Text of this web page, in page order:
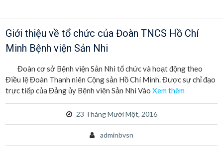
Giới thiệu về tổ chức của Đoàn TNCS Hồ Chí
Minh Bệnh viện Sản Nhi
Đoàn cơ sở Bệnh viện Sản Nhi tổ chức và hoạt động theo
Điều lệ Đoàn Thanh niên Cộng sản Hồ Chí Minh. Được sự chỉ đạo
trực tiếp của Đảng ủy Bệnh viện Sản Nhi Vào Xem thêm
23 Tháng Mười Một, 2016
adminbvsn